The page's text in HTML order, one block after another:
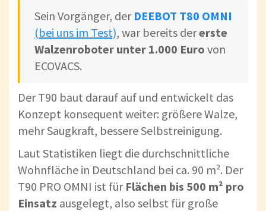
Sein Vorgänger, der DEEBOT T80 OMNI
(bei uns im Test), war bereits dererste
Walzenroboter unter 1.000 Euro von
ECOVACS.
Der T90 baut darauf auf und entwickelt das
Konzept konsequent weiter: größere Walze,
mehr Saugkraft, bessere Selbstreinigung.
Laut Statistiken liegt die durchschnittliche
Wohnfläche in Deutschland bei ca. 90 m². Der
T90 PRO OMNI ist für Flächen bis 500 m² pro
Einsatz ausgelegt, also selbst für große